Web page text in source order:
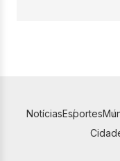
NotíciasEsportes